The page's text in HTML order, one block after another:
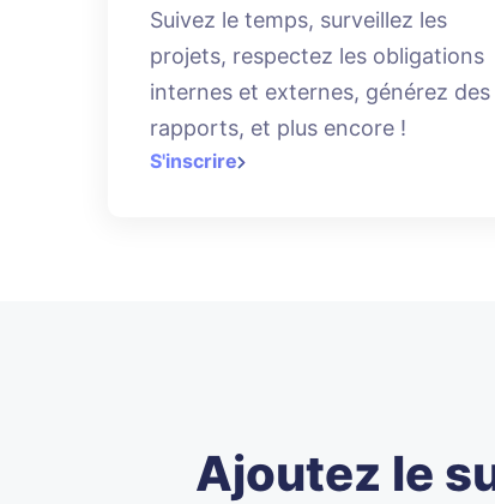
Suivez le temps, surveillez les
projets, respectez les obligations
internes et externes, générez des
rapports, et plus encore !
S'inscrire
Ajoutez le